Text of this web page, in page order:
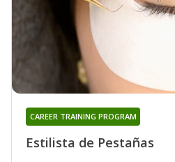
Estilista de Pestañas
CAREER TRAINING PROGRAM